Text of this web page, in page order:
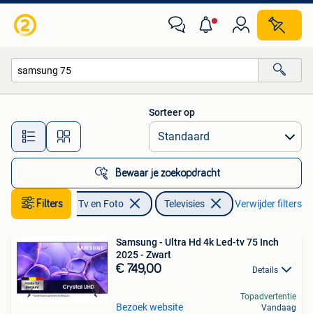
Alle afstanden…
Sorteer op
Bewaar je zoekopdracht
FiltersAudio, Tv en Foto Televisies Verwijder filters
Samsung - Ultra Hd 4k Led-tv 75 Inch
2025 - Zwart
€ 749,00 Details
Bezoek website
Topadvertentie
Vandaag